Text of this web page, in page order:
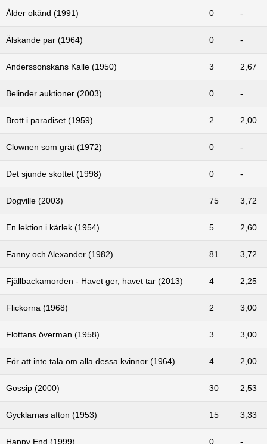
Ålder okänd (1991) 0 -
Älskande par (1964) 0 -
Anderssonskans Kalle (1950) 3 2,67
Belinder auktioner (2003) 0 -
Brott i paradiset (1959) 2 2,00
Clownen som grät (1972) 0 -
Det sjunde skottet (1998) 0 -
Dogville (2003) 75 3,72
En lektion i kärlek (1954) 5 2,60
Fanny och Alexander (1982) 81 3,72
Fjällbackamorden - Havet ger, havet tar (2013) 4 2,25
Flickorna (1968) 2 3,00
Flottans överman (1958) 3 3,00
För att inte tala om alla dessa kvinnor (1964) 4 2,00
Gossip (2000) 30 2,53
Gycklarnas afton (1953) 15 3,33
Happy End (1999) 0 -